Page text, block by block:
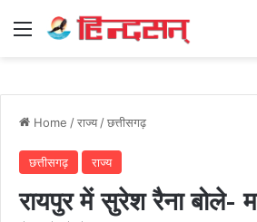
Menu
Home /राज्य /छत्तीसगढ़
छत्तीसगढ़ राज्य
रायपुर में सुरेश रैना बोले-